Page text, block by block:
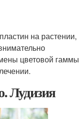
на растении,
цветовой гаммы
Лудизия